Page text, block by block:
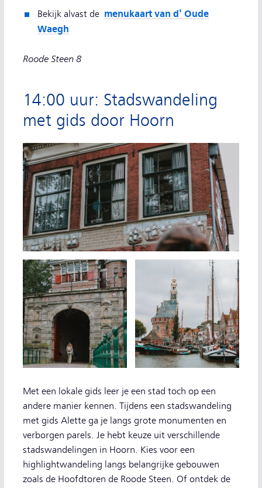
Bekijk alvast de menukaart van d' Oude
Waegh
Roode Steen 8
14:00 uur: Stadswandeling
met gids door Hoorn
Met een lokale gids leer je een stad toch op een
andere manier kennen. Tijdens een stadswandeling
met gids Alette ga je langs grote monumenten en
verborgen parels. Je hebt keuze uit verschillende
stadswandelingen in Hoorn. Kies voor een
highlightwandeling langs belangrijke gebouwen
zoals de Hoofdtoren de Roode Steen. Of ontdek de